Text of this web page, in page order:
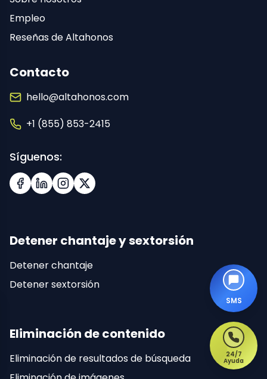
Empleo
Reseñas de Altahonos
Contacto
hello@altahonos.com
+1 (855) 853-2415
Síguenos:
Facebook
LinkedInInstagramX (Twitter)
Detener chantaje y sextorsión
Detener chantaje
Detener sextorsión
Eliminación de contenido
Eliminación de resultados de búsqueda
24/7
Ayuda
SMS